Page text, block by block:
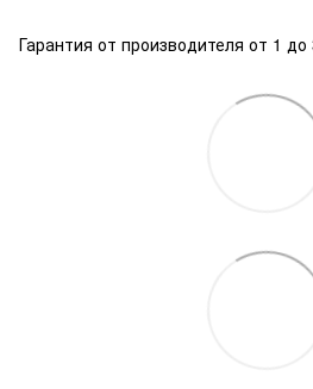
Гарантия от производителя от 1 до